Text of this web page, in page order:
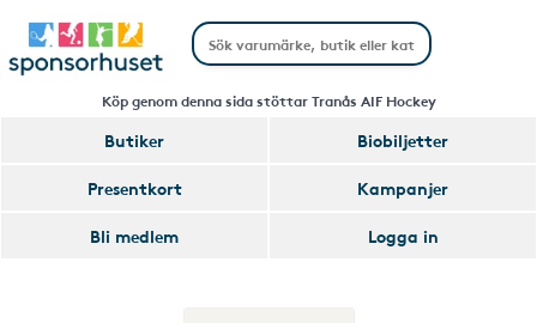
Köp genom denna sida stöttar Tranås AIF Hockey
Butiker
Biobiljetter
Presentkort
Kampanjer
Bli medlem
Logga in